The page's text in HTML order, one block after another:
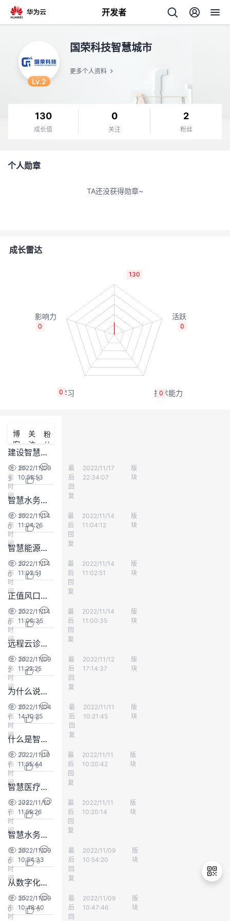
开发者
者
注
的
开
发
者
学
堂
我
的
课
程
我
的
认
证
我
的
实
验
我
的
收
藏
我
的
Programs
我
的
支
持
我
的
技
术
支
持
我
的
云
声
建
议
Lv.2
国荣科技智慧城市
更多个人资料
130
成长值
0
关注
2
粉丝
个人勋章
TA还没获得勋章~
成长雷达
130
0
0
0
0
博
客
关
注
粉
丝
建设智慧水务运营平台六大核心技术
发
布
时
间
2022/11/09
10:58:53
最
后
回
复
Zero000
2022/11/17
22:34:07
版
块
66
3
0
智慧水务二次供水监控功能浅析
发
布
时
间
2022/11/14
11:04:26
最
后
回
复
国荣科技智慧城市
2022/11/14
11:04:12
版
块
69
0
0
智慧能源城市系列——智慧能源城市与能源互联网
发
布
时
间
2022/11/14
11:02:51
最
后
回
复
国荣科技智慧城市
2022/11/14
11:02:51
版
块
92
0
0
正值风口！什么是智慧燃气？系统化架构图+详细解释带你认识它
发
布
时
间
2022/11/14
11:00:35
最
后
回
复
国荣科技智慧城市
2022/11/14
11:00:35
版
块
95
0
0
远程云诊疗正在发展，你如何看待远程手术？智慧医疗前景如何？
发
布
时
间
2022/11/09
11:22:25
最
后
回
复
黄生
2022/11/12
17:14:37
版
块
58
2
0
为什么说智慧医疗势不可挡？看完这篇文章你就懂了
发
布
时
间
2022/11/04
14:10:25
最
后
回
复
Todd_Wong2010
2022/11/11
10:21:45
版
块
65
1
0
什么是智慧校园？来给大家答疑啦~
发
布
时
间
2022/11/10
11:55:44
最
后
回
复
Todd_Wong2010
2022/11/11
10:20:42
版
块
73
1
0
智慧医疗——改变医疗未来
发
布
时
间
2022/11/10
11:59:26
最
后
回
复
Todd_Wong2010
2022/11/11
10:20:14
版
块
129
1
0
智慧水务如何优化建设平台，解决主要问题，实现最大利益化建设？
发
布
时
间
2022/11/09
10:54:33
最
后
回
复
国荣科技智慧城市
2022/11/09
10:54:20
版
块
58
0
0
从数字化校园飞跃到智慧校园
发
布
时
2022/11/09
10:48:40
最
后
回
国荣科技智慧城市
2022/11/09
10:47:46
版
块
55
0
0